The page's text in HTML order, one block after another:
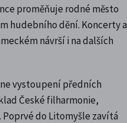
proměňuje rodné město
hudebního dění. Koncerty a
návrší i na dalších
vystoupení předních
České filharmonie,
Poprvé do Litomyšle zavítá